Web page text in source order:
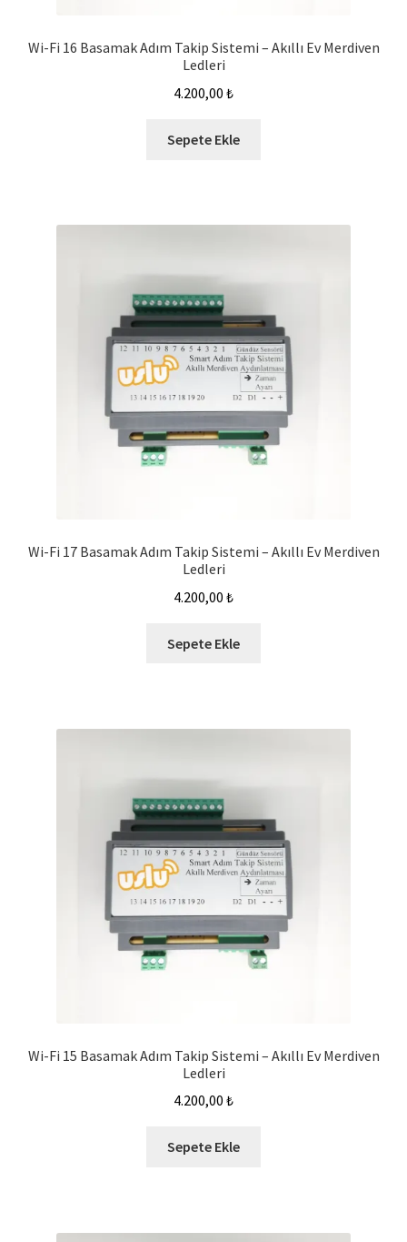
Wi-Fi 16 Basamak Adım Takip Sistemi – Akıllı Ev Merdiven
Ledleri
4.200,00 ₺
Sepete Ekle
Wi-Fi 17 Basamak Adım Takip Sistemi – Akıllı Ev Merdiven
Ledleri
4.200,00 ₺
Sepete Ekle
Wi-Fi 15 Basamak Adım Takip Sistemi – Akıllı Ev Merdiven
Ledleri
4.200,00 ₺
Sepete Ekle